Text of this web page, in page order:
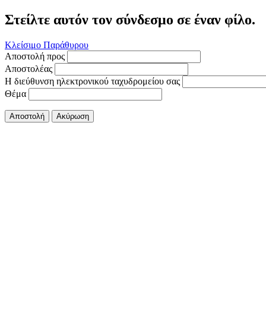
Στείλτε αυτόν τον σύνδεσμο σε έναν φίλο.
Κλείσιμο Παράθυρου
Αποστολή προς
Αποστολέας
Η διεύθυνση ηλεκτρονικού ταχυδρομείου σας
Θέμα
Αποστολή Ακύρωση